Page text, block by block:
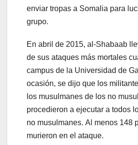
enviar tropas a Somalia para
grupo.
En abril de 2015, al-Shabaab
de sus ataques más mortales
campus de la Universidad de
ocasión, se dijo que los
los musulmanes de los no
procedieron a ejecutar a todos
no musulmanes. Al menos 148
murieron en el ataque.